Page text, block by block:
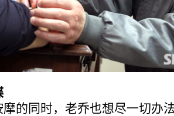
同时，老乔也想尽一切办